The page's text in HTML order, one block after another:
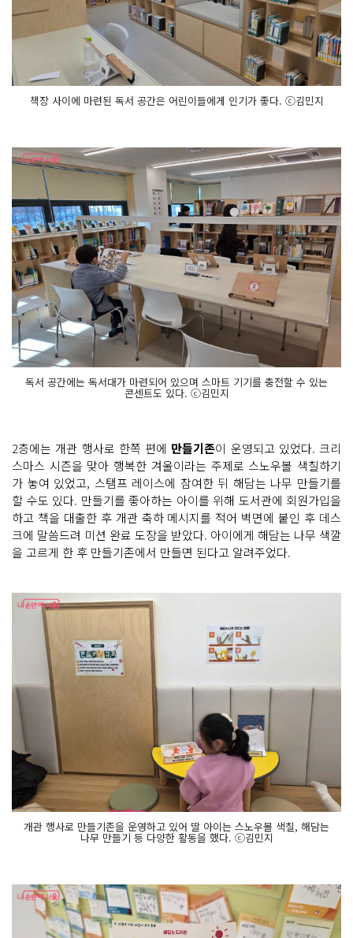
책장 사이에 마련된 독서 공간은 어린이들에게 인기가 좋다. ⓒ김민지
독서 공간에는 독서대가 마련되어 있으며 스마트 기기를 충전할 수 있는
콘센트도 있다. ⓒ김민지
2층에는 개관 행사로 한쪽 편에 만들기존이 운영되고 있었다. 크리
스마스 시즌을 맞아 행복한 겨울이라는 주제로 스노우볼 색칠하기
가 놓여 있었고, 스탬프 레이스에 참여한 뒤 해담는 나무 만들기를
할 수도 있다. 만들기를 좋아하는 아이를 위해 도서관에 회원가입을
하고 책을 대출한 후 개관 축하 메시지를 적어 벽면에 붙인 후 데스
크에 말씀드려 미션 완료 도장을 받았다. 아이에게 해담는 나무 색깔
을 고르게 한 후 만들기존에서 만들면 된다고 알려주었다.
개관 행사로 만들기존을 운영하고 있어 딸 아이는 스노우볼 색칠, 해담는
나무 만들기 등 다양한 활동을 했다. ⓒ김민지